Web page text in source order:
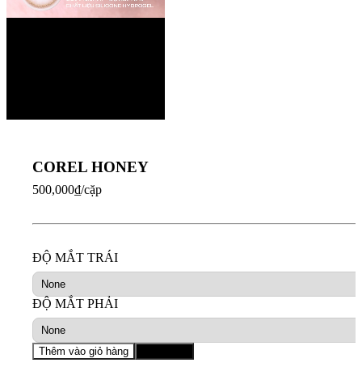
COREL HONEY
500,000₫/cặp
ĐỘ MẮT TRÁI
ĐỘ MẮT PHẢI
Thêm vào giỏ hàng